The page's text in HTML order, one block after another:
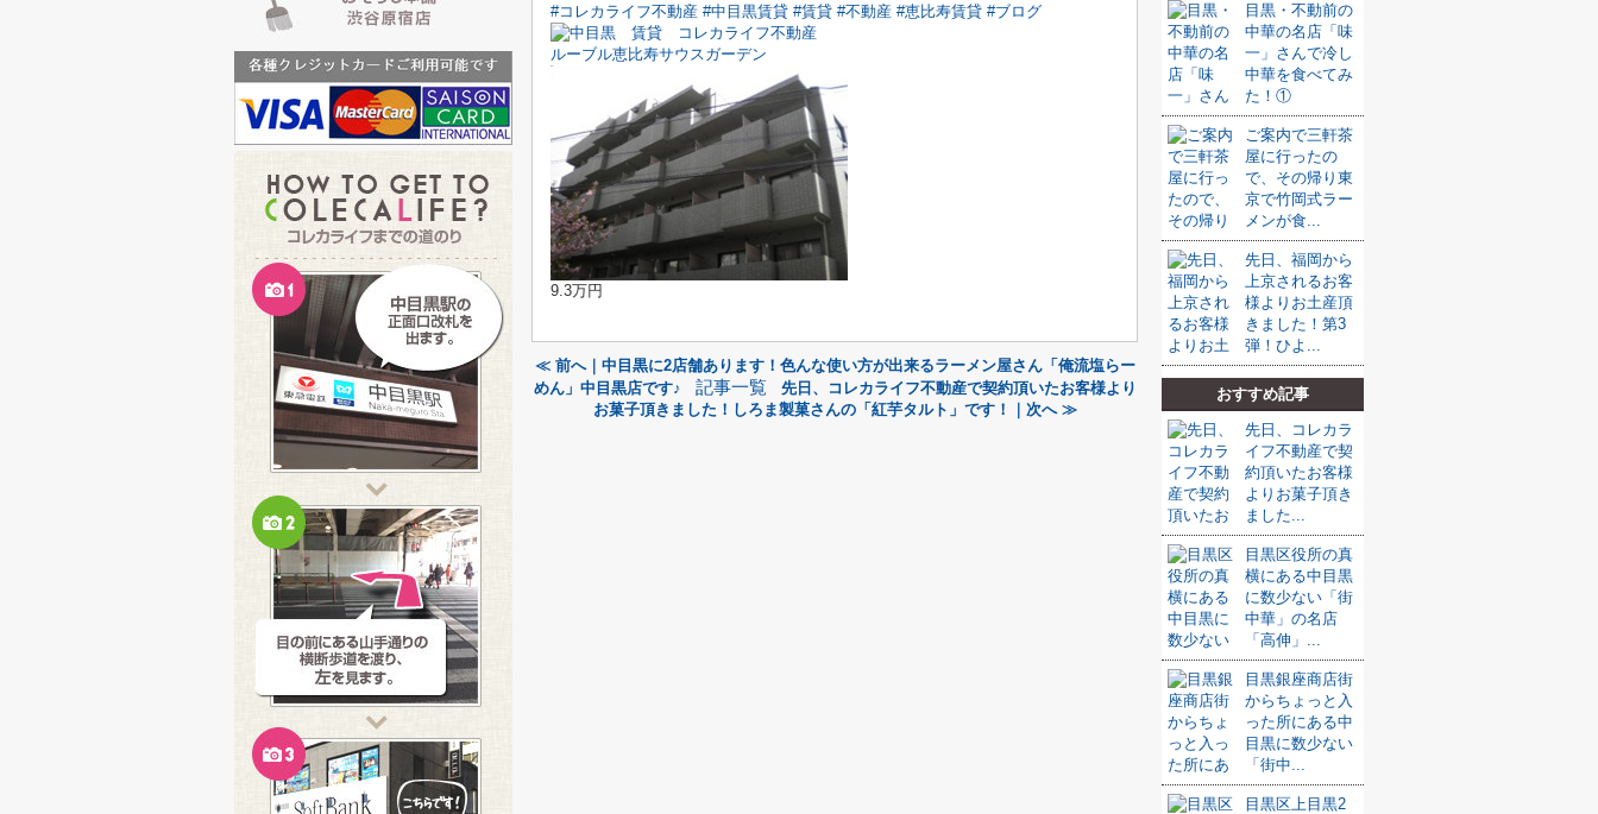
#コレカライフ不動産 #中目黒賃貸 #賃貸 #不動産 #恵比寿賃貸 #ブログ
ルーブル恵比寿サウスガーデン
9.3万円
≪ 前へ｜中目黒に2店舗あります！色んな使い方が出来るラーメン屋さん「俺流塩らー
めん」中目黒店です♪
記事一覧
先日、コレカライフ不動産で契約頂いたお客様より
お菓子頂きました！しろま製菓さんの「紅芋タルト」です！｜次へ ≫
目黒・不動前の
中華の名店「味
一」さんで冷し
中華を食べてみ
た！①
ご案内で三軒茶
屋に行ったの
で、その帰り東
京で竹岡式ラー
メンが食...
先日、福岡から
上京されるお客
様よりお土産頂
きました！第3
弾！ひよ...
おすすめ記事
先日、コレカラ
イフ不動産で契
約頂いたお客様
よりお菓子頂き
ました...
目黒区役所の真
横にある中目黒
に数少ない「街
中華」の名店
「高伸」...
目黒銀座商店街
からちょっと入
った所にある中
目黒に数少ない
「街中...
目黒区上目黒2